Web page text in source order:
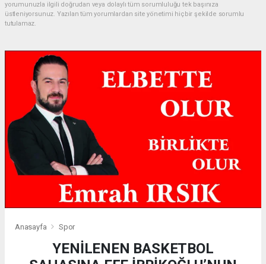
yorumunuzla ilgili doğrudan veya dolaylı tüm sorumluluğu tek başınıza
üstleniyorsunuz. Yazılan tüm yorumlardan site yönetimi hiçbir şekilde sorumlu
tutulamaz.
Anasayfa Spor
YENİLENEN BASKETBOL